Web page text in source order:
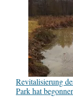
Revitalisierung
Park hat